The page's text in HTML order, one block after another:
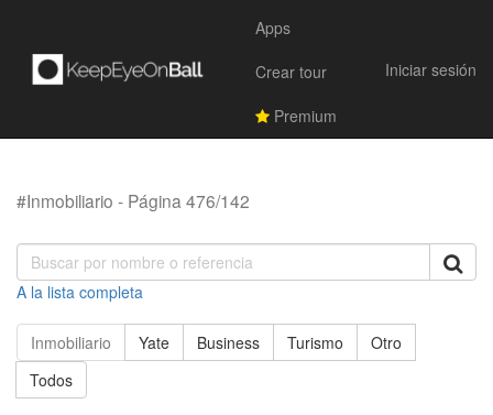
Apps
Crear tour
Premium
Iniciar sesión
#Inmobiliario - Página 476/142
A la lista completa
Inmobiliario Yate Business Turismo
Otro
Todos